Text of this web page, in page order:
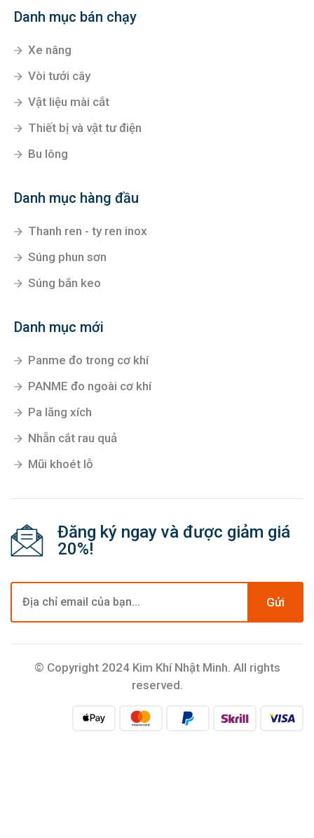
Danh mục bán chạy
Xe nâng
Vòi tưới cây
Vật liệu mài cắt
Thiết bị và vật tư điện
Bu lông
Danh mục hàng đầu
Thanh ren - ty ren inox
Súng phun sơn
Súng bắn keo
Danh mục mới
Panme đo trong cơ khí
PANME đo ngoài cơ khí
Pa lăng xích
Nhẵn cắt rau quả
Mũi khoét lỗ
Đăng ký ngay và được giảm giá
20%!
Gửi
© Copyright 2024 Kim Khí Nhật Minh. All rights
reserved.